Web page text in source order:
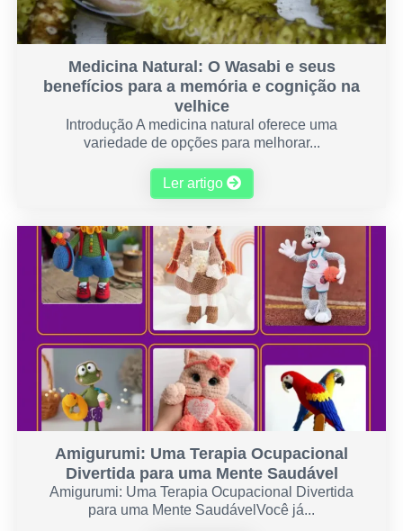
Medicina Natural: O Wasabi e seus
benefícios para a memória e cognição na
velhice
Introdução A medicina natural oferece uma
variedade de opções para melhorar...
Ler artigo
Amigurumi: Uma Terapia Ocupacional
Divertida para uma Mente Saudável
Amigurumi: Uma Terapia Ocupacional Divertida
para uma Mente SaudávelVocê já...